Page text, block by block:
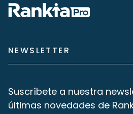
NEWSLETTER
Suscríbete a nuestra
últimas novedades de